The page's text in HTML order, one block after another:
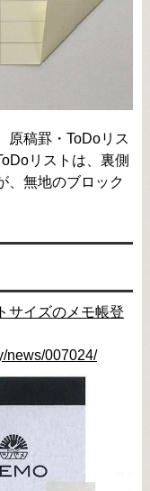
原稿罫・ToDoリス
リストは、裏側
、無地のブロック
サイズのメモ帳登
news/007024/